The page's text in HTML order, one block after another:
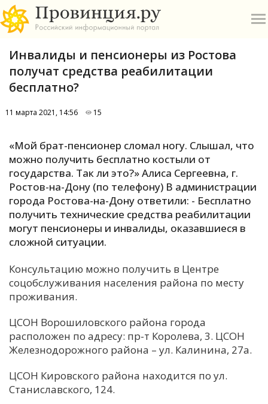
А
Б
В
Е
И
П
С
Т
Инвалиды и пенсионеры из Ростова
получат средства реабилитации
бесплатно?
11 марта 2021, 14:56 15
«Мой брат-пенсионер сломал ногу. Слышал, что
можно получить бесплатно костыли от
государства. Так ли это?» Алиса Сергеевна, г.
Ростов-на-Дону (по телефону) В администрации
города Ростова-на-Дону ответили: - Бесплатно
получить технические средства реабилитации
могут пенсионеры и инвалиды, оказавшиеся в
сложной ситуации.
Консультацию можно получить в Центре
соцобслуживания населения района по месту
проживания.
ЦСОН Ворошиловского района города
расположен по адресу: пр-т Королева, 3. ЦСОН
Железнодорожного района – ул. Калинина, 27а.
ЦСОН Кировского района находится по ул.
Станиславского, 124.